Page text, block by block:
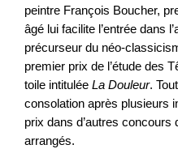
peintre François Boucher,
âgé lui facilite l’entrée dans
précurseur du néo-
premier prix de l’étude des
toile intitulée La Douleur.
consolation après plusieurs
prix dans d’autres
arrangés.